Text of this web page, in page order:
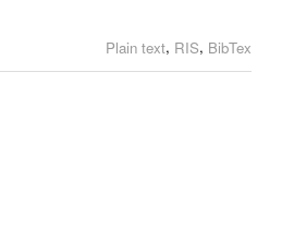
Plain text, RIS, BibTex